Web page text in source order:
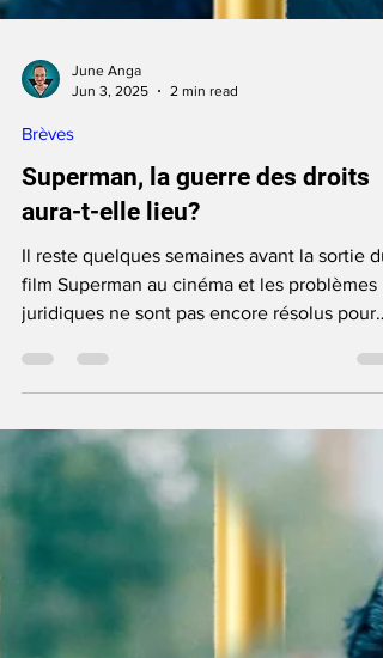
June Anga
Superman, la guerre des droits
aura-t-elle lieu?
Il reste quelques semaines avant la sortie du
film Superman au cinéma et les problèmes
des droits ?